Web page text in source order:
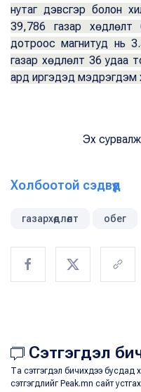
нутаг дэвсгэр болон
39,786 газар хөдлөлт
дотроос магнитуд нь
газар хөдлөлт 36 удаа
ард иргэдэд мэдрэгдэм
Эх
Холбоотой сэдвүүд
газархөдлөлт обег
Сэтгэгдэл
Та сэтгэгдэл бичихдээ бусдад
сэтгэгдлийг Peak.mn сайт